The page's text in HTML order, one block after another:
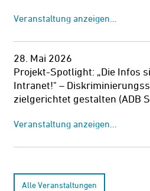
Veranstaltung anzeigen...
28. Mai 2026
Projekt-Spotlight: „Die Infos
Intranet!" –
zielgerichtet gestalten (ADB
Veranstaltung anzeigen...
Alle Veranstaltungen